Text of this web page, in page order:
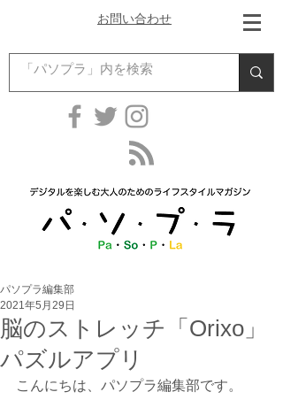
お問い合わせ
脳のストレッチ「Orixo」
パズルアプリ
パソプラ編集部
2021年5月29日
こんにちは、パソプラ編集部です。